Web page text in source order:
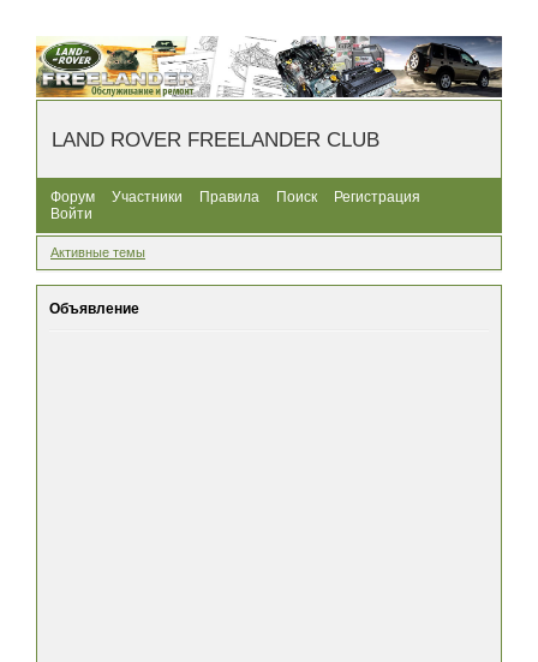
LAND ROVER FREELANDER CLUB
Форум Участники Правила Поиск
Регистрация
Войти
Активные темы
Объявление